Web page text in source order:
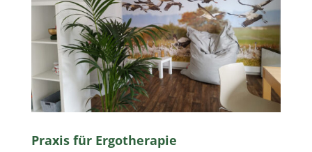
Praxis für Ergotherapie